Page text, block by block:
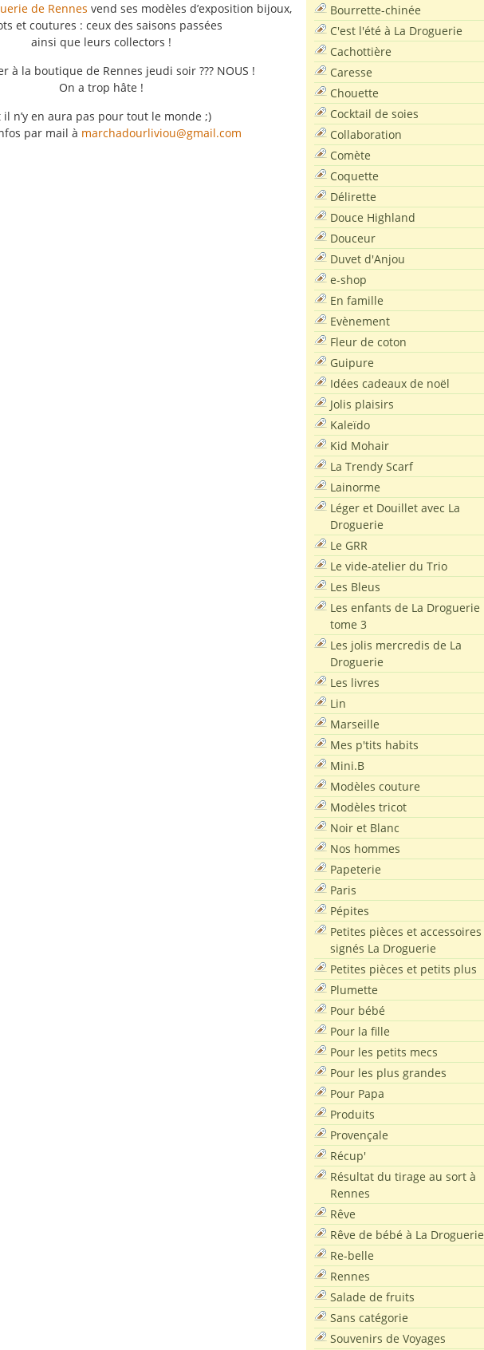
de Rennes vend ses modèles d’exposition bijoux,
et coutures : ceux des saisons passées
ainsi que leurs collectors !
à la boutique de Rennes jeudi soir ??? NOUS !
On a trop hâte !
il n’y en aura pas pour tout le monde ;)
par mail à marchadourliviou@gmail.com
Bourrette-chinée
C'est l'été à La Droguerie
Cachottière
Caresse
Chouette
Cocktail de soies
Collaboration
Comète
Coquette
Délirette
Douce Highland
Douceur
Duvet d'Anjou
e-shop
En famille
Evènement
Fleur de coton
Guipure
Idées cadeaux de noël
Jolis plaisirs
Kaleïdo
Kid Mohair
La Trendy Scarf
Lainorme
Léger et Douillet avec La
Droguerie
Le GRR
Le vide-atelier du Trio
Les Bleus
Les enfants de La Droguerie
tome 3
Les jolis mercredis de La
Droguerie
Les livres
Lin
Marseille
Mes p'tits habits
Mini.B
Modèles couture
Modèles tricot
Noir et Blanc
Nos hommes
Papeterie
Paris
Pépites
Petites pièces et accessoires
signés La Droguerie
Petites pièces et petits plus
Plumette
Pour bébé
Pour la fille
Pour les petits mecs
Pour les plus grandes
Pour Papa
Produits
Provençale
Récup'
Résultat du tirage au sort à
Rennes
Rêve
Rêve de bébé à La Droguerie
Re-belle
Rennes
Salade de fruits
Sans catégorie
Souvenirs de Voyages